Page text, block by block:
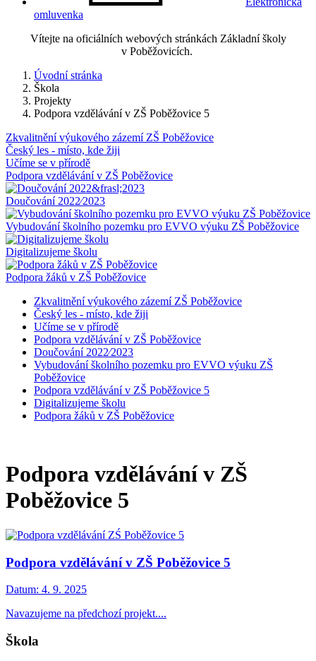
omluvenka
Vítejte na oficiálních webových stránkách Základní školy
v Poběžovicích.
Úvodní stránka
Škola
Projekty
Podpora vzdělávání v ZŠ Poběžovice 5
Zkvalitnění výukového zázemí ZŠ Poběžovice
Český les - místo, kde žiji
Učíme se v přírodě
Podpora vzdělávání v ZŠ Poběžovice
Doučování 2022⁄2023
Vybudování školního pozemku pro EVVO výuku ZŠ Poběžovice
Digitalizujeme školu
Podpora žáků v ZŠ Poběžovice
Zkvalitnění výukového zázemí ZŠ Poběžovice
Český les - místo, kde žiji
Učíme se v přírodě
Podpora vzdělávání v ZŠ Poběžovice
Doučování 2022⁄2023
Vybudování školního pozemku pro EVVO výuku ZŠ
Poběžovice
Podpora vzdělávání v ZŠ Poběžovice 5
Digitalizujeme školu
Podpora žáků v ZŠ Poběžovice
Podpora vzdělávání v ZŠ
Poběžovice 5
Podpora vzdělávání v ZŠ Poběžovice 5
Datum: 4. 9. 2025
Navazujeme na předchozí projekt....
Škola